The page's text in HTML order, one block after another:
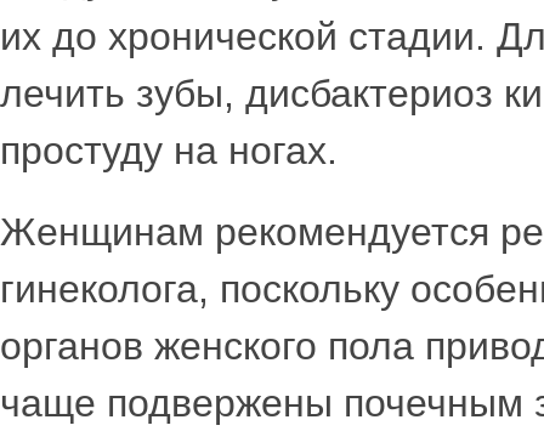
их до хронической стадии.
лечить зубы, дисбактериоз
простуду на ногах.
Женщинам рекомендуется
гинеколога, поскольку
органов женского пола
чаще подвержены почечным